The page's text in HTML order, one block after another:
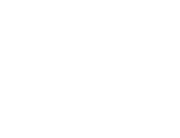
(с указанием
(очная,